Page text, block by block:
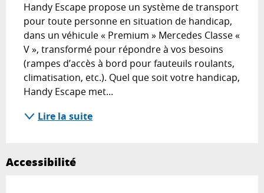
Handy Escape propose un système de transport
pour toute personne en situation de handicap,
dans un véhicule « Premium » Mercedes Classe «
V », transformé pour répondre à vos besoins
(rampes d’accès à bord pour fauteuils roulants,
climatisation, etc.). Quel que soit votre handicap,
Handy Escape met...
Lire la suite
Accessibilité